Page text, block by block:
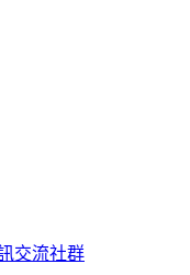
交流社群